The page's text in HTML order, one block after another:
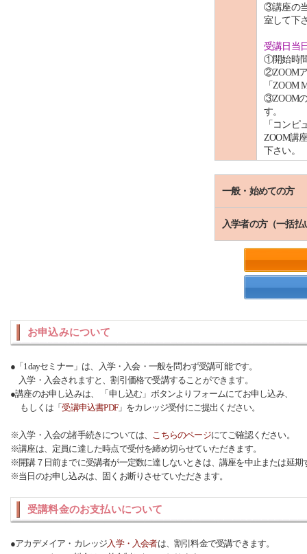
③講座の
室して下
受講日当
①開始時
②ZOOM
「ZOOM
③ZOOM
す。
「コンピ
ZOOM講
下さい。
一般・始めての方
入学者の方（一括払
お申込みについて
●「1dayセミナー」は、入学・入会・一般を問わず受講可能です。
入学・入会されますと、割引価格で受講することができます。
●講座のお申し込みは、 「申し込む」ボタンよりフォームにてお申し込み、
もしくは「受講申込書PDF」をカレッジ受付にご提出ください。
※入学・入会の諸手続きについては、 こちらのページにてご確認ください。
※講座は、定員に達した時点で受付を締め切らせていただきます。
※開講７日前までに受講者が一定数に達しないときは、講座を中止または延期
※当日のお申し込みは、固くお断りさせていただきます。
受講料金のお支払いについて
●アカデメイア・カレッジ入学・入会者は、割引料金で受講できます。